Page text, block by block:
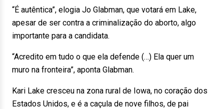
“É autêntica”, elogia Jo Glabman, que votará em Lake,
apesar de ser contra a criminalização do aborto, algo
importante para a candidata.
“Acredito em tudo o que ela defende (…) Ela quer um
muro na fronteira”, aponta Glabman.
Kari Lake cresceu na zona rural de Iowa, no coração dos
Estados Unidos, e é a caçula de nove filhos, de pai